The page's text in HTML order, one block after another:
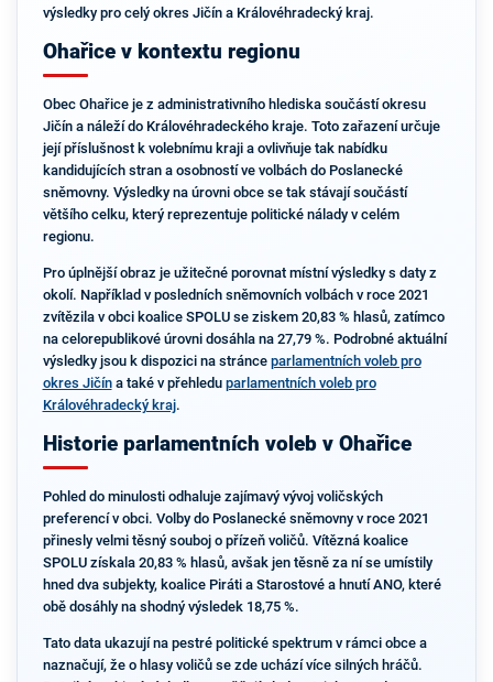
výsledky pro celý okres Jičín a Královéhradecký kraj.
Ohařice v kontextu regionu
Obec Ohařice je z administrativního hlediska součástí okresu
Jičín a náleží do Královéhradeckého kraje. Toto zařazení určuje
její příslušnost k volebnímu kraji a ovlivňuje tak nabídku
kandidujících stran a osobností ve volbách do Poslanecké
sněmovny. Výsledky na úrovni obce se tak stávají součástí
většího celku, který reprezentuje politické nálady v celém
regionu.
Pro úplnější obraz je užitečné porovnat místní výsledky s daty z
okolí. Například v posledních sněmovních volbách v roce 2021
zvítězila v obci koalice SPOLU se ziskem 20,83 % hlasů, zatímco
na celorepublikové úrovni dosáhla na 27,79 %. Podrobné aktuální
výsledky jsou k dispozici na stránce parlamentních voleb pro
okres Jičína také v přehledu parlamentních voleb pro
Královéhradecký kraj.
Historie parlamentních voleb v Ohařice
Pohled do minulosti odhaluje zajímavý vývoj voličských
preferencí v obci. Volby do Poslanecké sněmovny v roce 2021
přinesly velmi těsný souboj o přízeň voličů. Vítězná koalice
SPOLU získala 20,83 % hlasů, avšak jen těsně za ní se umístily
hned dva subjekty, koalice Piráti a Starostové a hnutí ANO, které
obě dosáhly na shodný výsledek 18,75 %.
Tato data ukazují na pestré politické spektrum v rámci obce a
naznačují, že o hlasy voličů se zde uchází více silných hráčů.